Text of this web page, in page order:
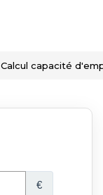
Calcul capacité